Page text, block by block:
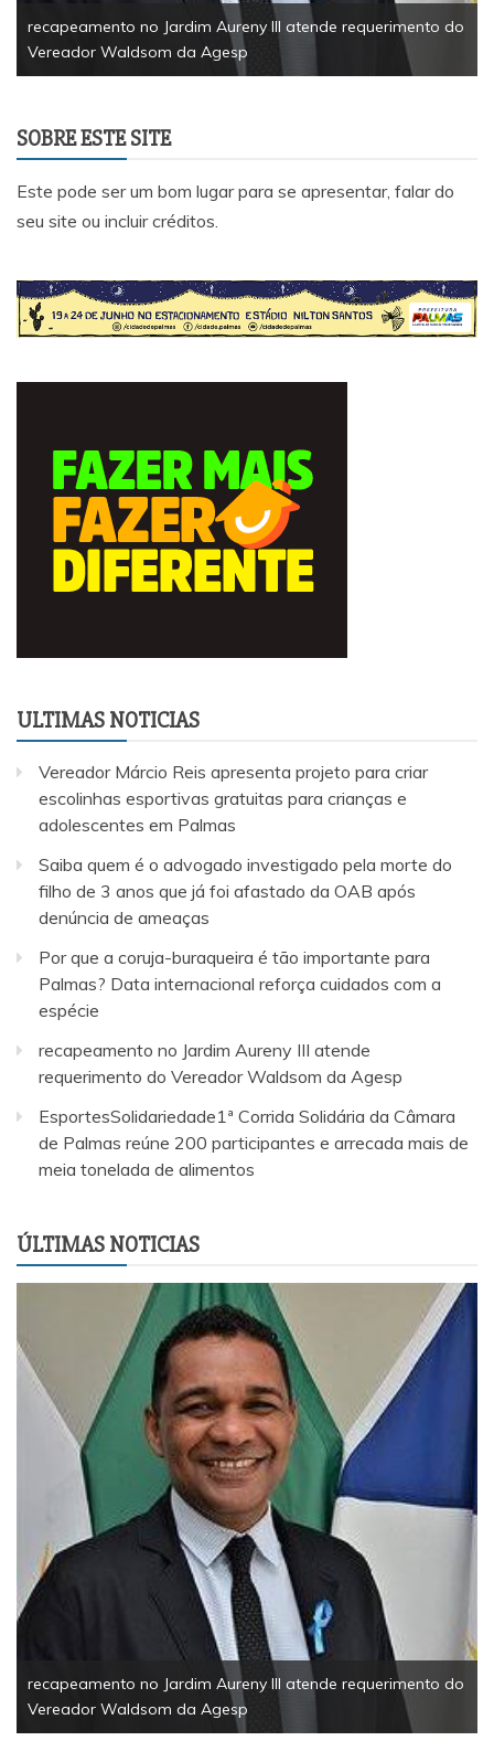
recapeamento no Jardim Aureny III atende requerimento do
Vereador Waldsom da Agesp
SOBRE ESTE SITE
Este pode ser um bom lugar para se apresentar, falar do
seu site ou incluir créditos.
ULTIMAS NOTICIAS
Vereador Márcio Reis apresenta projeto para criar
escolinhas esportivas gratuitas para crianças e
adolescentes em Palmas
Saiba quem é o advogado investigado pela morte do
filho de 3 anos que já foi afastado da OAB após
denúncia de ameaças
Por que a coruja-buraqueira é tão importante para
Palmas? Data internacional reforça cuidados com a
espécie
recapeamento no Jardim Aureny III atende
requerimento do Vereador Waldsom da Agesp
EsportesSolidariedade1ª Corrida Solidária da Câmara
de Palmas reúne 200 participantes e arrecada mais de
meia tonelada de alimentos
ÚLTIMAS NOTICIAS
recapeamento no Jardim Aureny III atende requerimento do
Vereador Waldsom da Agesp